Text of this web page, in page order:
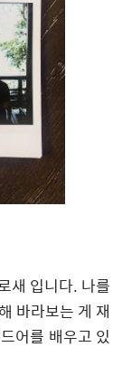
새 입니다. 나를
바라보는 게 재
어를 배우고 있